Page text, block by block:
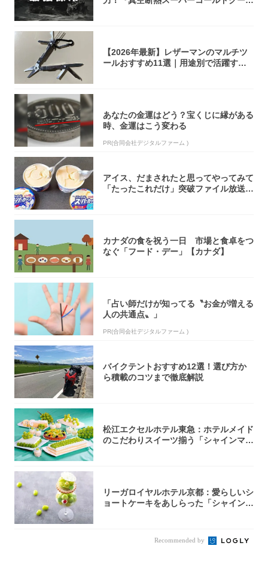
【2026年最新】レザーマンのマルチツ
ールおすすめ11選｜用途別で活躍する
あなたの金運はどう？宝くじに縁がある
時、金運はこう変わる
PR(合同会社デジタルファーム )
アイス、だまされたと思ってやってみて
「たったこれだけ」突破ファイル放送で
カナダの食を祝う一日 市場と食卓をつ
なぐ「フード・デー」【カナダ】
「占い師だけが知ってる〝お金が増える
人の共通点〟」
PR(合同会社デジタルファーム )
バイクテントおすすめ12選！選び方か
ら積載のコツまで徹底解説
松江エクセルホテル東急：ホテルメイド
のこだわりスイーツ揃う「シャインマス
リーガロイヤルホテル京都：愛らしいシ
ョートケーキをあしらった「シャインマ
Recommended by